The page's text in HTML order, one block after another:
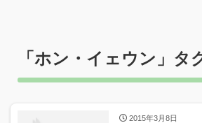
「ホン・イェウン 」タ
2015年3月8日